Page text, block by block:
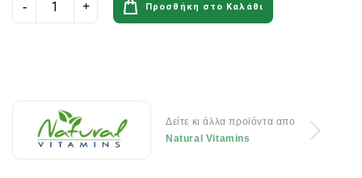
Προσθήκη στο Καλάθι
Δείτε κι άλλα προϊόντα απο
Natural Vitamins